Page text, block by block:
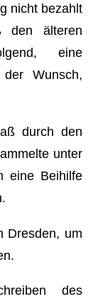
nicht bezahlt
den älteren
eine
der Wunsch,
durch den
unter
eine Beihilfe
Dresden, um
des